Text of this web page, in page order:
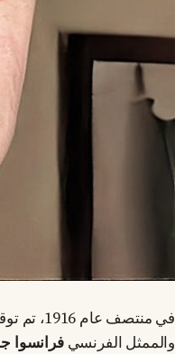
في منتصف عام 1916، تم توقيع اتفاق سري بين لندن وباريس. جلس الدبلوماسي البريطاني
والممثل الفرنسيفرانسوا